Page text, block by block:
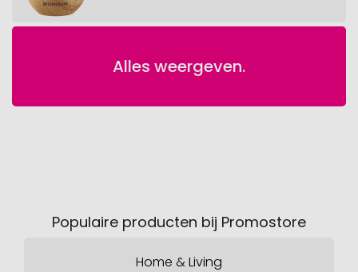
Alles weergeven.
Populaire producten bij Promostore
Home & Living